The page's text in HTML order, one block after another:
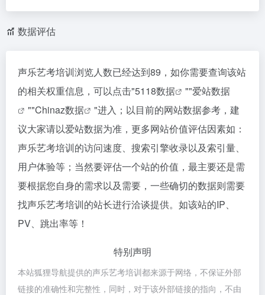
数据评估
声乐艺考培训浏览人数已经达到89，如你需要查询该站
的相关权重信息，可以点击"5118数据 ""爱站数据
""Chinaz数据
"进入；以目前的网站数据参考，建
议大家请以爱站数据为准，更多网站价值评估因素如：
声乐艺考培训的访问速度、搜索引擎收录以及索引量、
用户体验等；当然要评估一个站的价值，最主要还是需
要根据您自身的需求以及需要，一些确切的数据则需要
找声乐艺考培训的站长进行洽谈提供。如该站的IP、
PV、跳出率等！
特别声明
本站狐狸导航提供的声乐艺考培训都来源于网络，不保证外部
链接的准确性和完整性，同时，对于该外部链接的指向，不由